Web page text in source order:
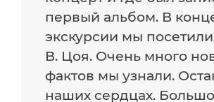
первый альбом. В
экскурсии мы
В. Цоя. Очень много
фактов мы узнали.
наших сердцах.